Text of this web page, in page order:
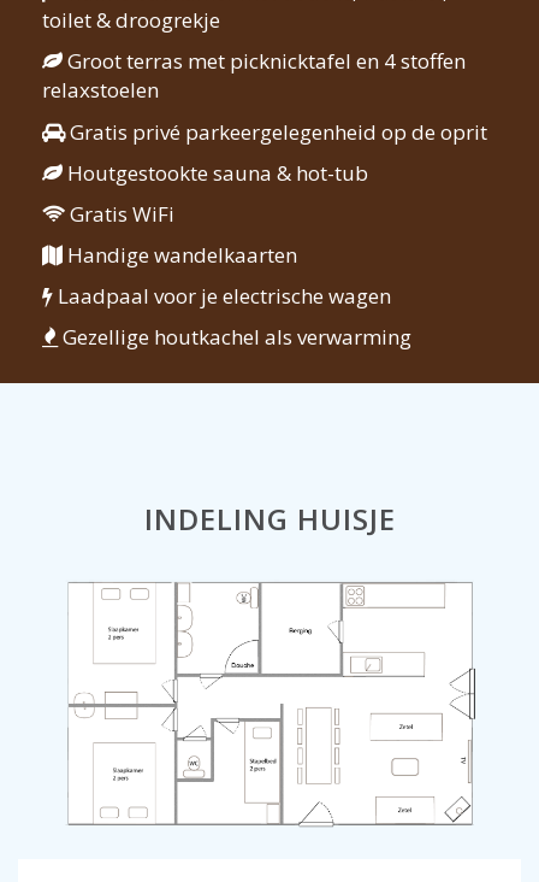
toilet & droogrekje
Groot terras met picknicktafel en 4 stoffen
relaxstoelen
Gratis privé parkeergelegenheid op de oprit
Houtgestookte sauna & hot-tub
Gratis WiFi
Handige wandelkaarten
Laadpaal voor je electrische wagen
Gezellige houtkachel als verwarming
INDELING HUISJE